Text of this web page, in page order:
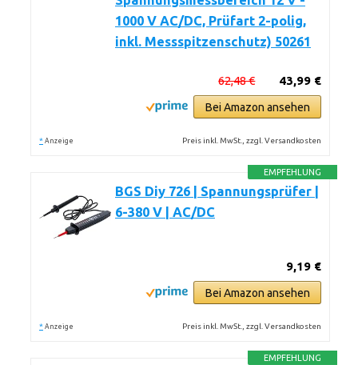
1000 V AC/DC, Prüfart 2-polig,
inkl. Messspitzenschutz) 50261
43,99 €
62,48 €
Bei Amazon ansehen
* Anzeige Preis inkl. MwSt., zzgl. Versandkosten
EMPFEHLUNG
BGS Diy 726 | Spannungsprüfer |
6-380 V | AC/DC
9,19 €
Bei Amazon ansehen
* Anzeige Preis inkl. MwSt., zzgl. Versandkosten
EMPFEHLUNG